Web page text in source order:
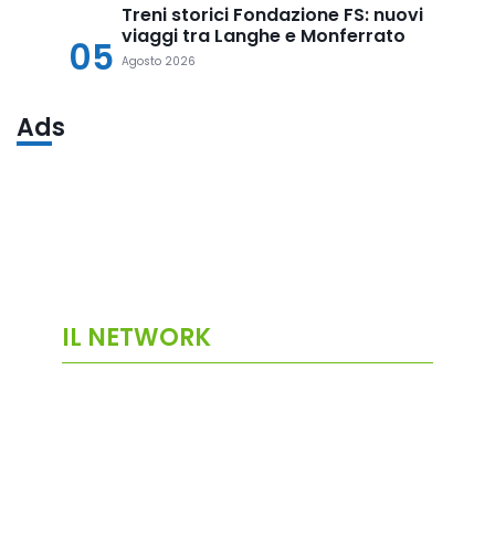
05
Treni storici Fondazione FS: nuovi
viaggi tra Langhe e Monferrato
Agosto 2026
Ads
IL NETWORK